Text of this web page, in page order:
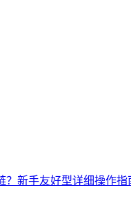
？新手友好型详细操作指